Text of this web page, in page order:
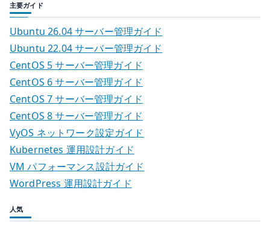
主要ガイド
Ubuntu 26.04 サーバー管理ガイド
Ubuntu 22.04 サーバー管理ガイド
CentOS 5 サーバー管理ガイド
CentOS 6 サーバー管理ガイド
CentOS 7 サーバー管理ガイド
CentOS 8 サーバー管理ガイド
VyOS ネットワーク設定ガイド
Kubernetes 運用設計ガイド
VM パフォーマンス設計ガイド
WordPress 運用設計ガイド
人気